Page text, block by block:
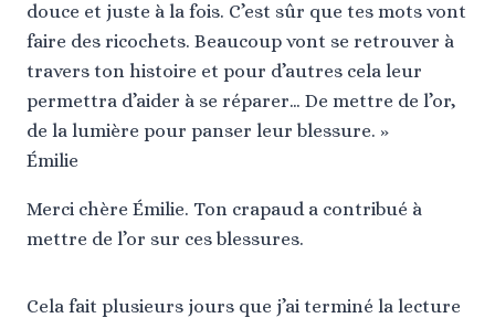
douce et juste à la fois. C’est sûr que tes mots vont
faire des ricochets. Beaucoup vont se retrouver à
travers ton histoire et pour d’autres cela leur
permettra d’aider à se réparer… De mettre de l’or,
de la lumière pour panser leur blessure. »
Émilie
Merci chère Émilie. Ton crapaud a contribué à
mettre de l’or sur ces blessures.
Cela fait plusieurs jours que j’ai terminé la lecture